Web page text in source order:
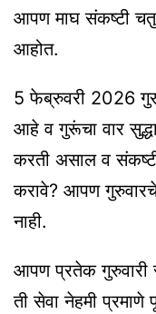
आपण माघ संकष्टी
आहोत.
5 फेब्रुवरी 2026
आहे व गुरूंचा वार
करती असाल व
करावे? आपण
नाही.
आपण प्रतेक गुरुवारी
ती सेवा नेहमी